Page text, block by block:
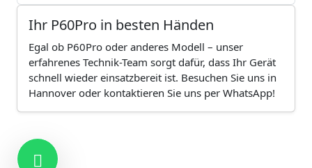
Ihr P60Pro in besten Händen
Egal ob P60Pro oder anderes Modell – unser
erfahrenes Technik-Team sorgt dafür, dass Ihr Gerät
schnell wieder einsatzbereit ist. Besuchen Sie uns in
Hannover oder kontaktieren Sie uns per WhatsApp!
Kontakt